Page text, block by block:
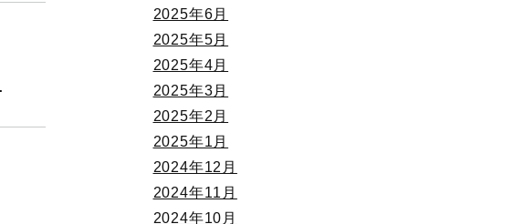
2025年6月
2025年5月
2025年4月
2025年3月
2025年2月
2025年1月
2024年12月
2024年11月
2024年10月